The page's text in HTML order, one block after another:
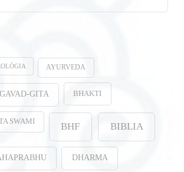
AYURVEDA
GITA BHAKTI
SWAMI BHF BIBLIA
DHARMA